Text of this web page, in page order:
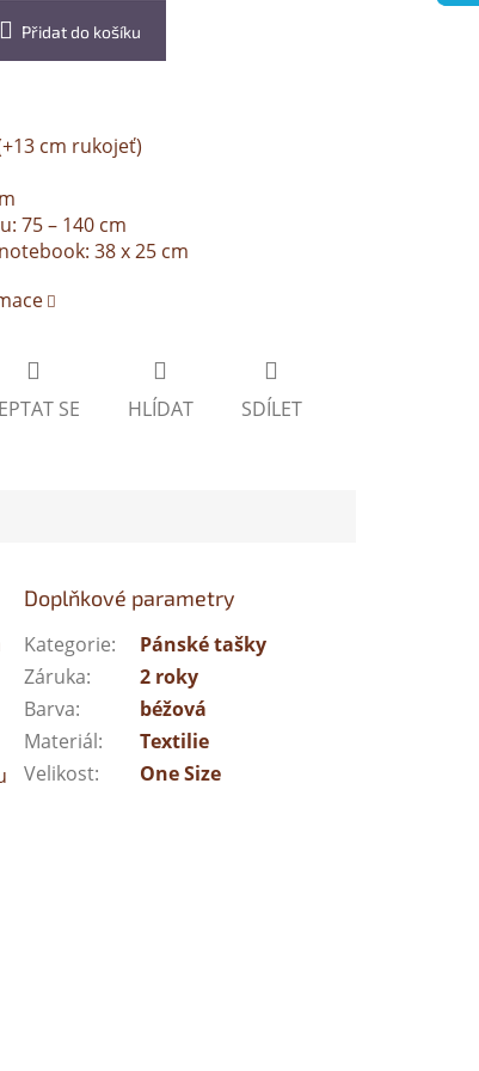
Přidat do košíku
cm rukojeť)
75 – 140 cm
38 x 25 cm
SE HLÍDAT SDÍLET
Doplňkové parametry
Kategorie:
Pánské tašky
Záruka:
2 roky
Barva:
béžová
Materiál:
Textilie
Velikost: One Size